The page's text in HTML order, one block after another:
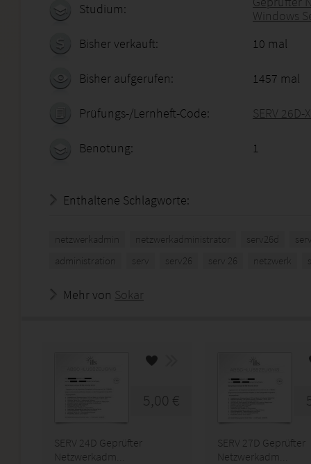
Studium:
Windows
Bisher verkauft:
10 mal
Bisher aufgerufen: 1457 mal
Prüfungs-/Lernheft-Code: SERV 26D-
Benotung: 1
Enthaltene Schlagworte:
netzwerkadmin netzwerkadministrator serv26d
administration
serv serv26 serv 26 netzwerk
Mehr von Sokar
5,00 €
SERV 24D Geprüfter
Netzwerkadm...
SERV 27D Geprüfter
Netzwerkadm...